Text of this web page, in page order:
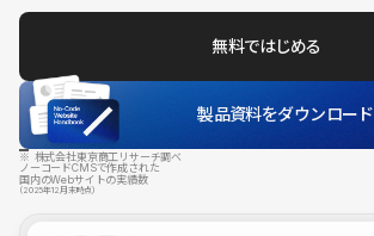
無料ではじめる
製品資料をダウンロード
※ 株式会社東京商工リサーチ調べ
ノーコードCMSで作成された
国内のWebサイトの実績数
（2025年12月末時点）